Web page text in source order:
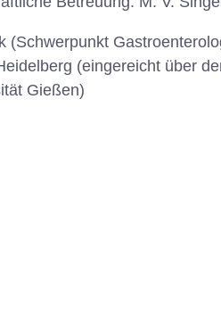
(Schwerpunkt
(eingereicht über
Gießen)